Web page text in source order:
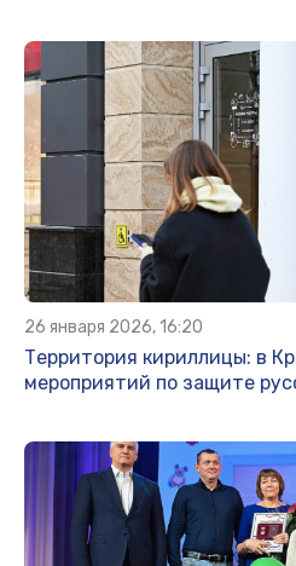
26 января 2026, 16:20
Территория кириллицы: в
мероприятий по защите